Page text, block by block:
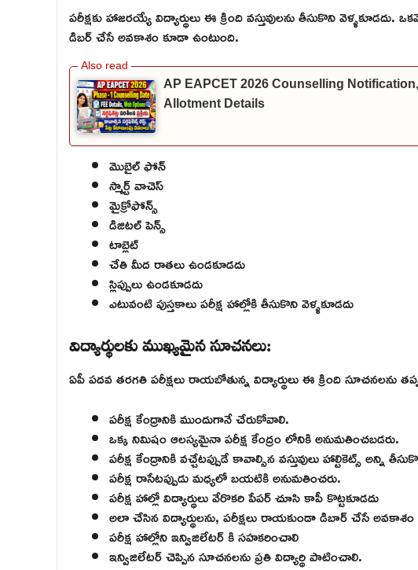
పరీక్షకు హాజరయ్యే విద్యార్థులు ఈ క్రింది వస్తువులను తీసుకొని
డిబర్ చేసే అవకాశం కూడా ఉంటుంది.
AP EAPCET 2026 Counselling
Allotment Details
మొబైల్ ఫోన్
స్మార్ట్ వాచెస్
మైక్రోఫోన్స్
డిజిటల్ పెన్స్
టాబ్లెట్
చేతి మీద రాతలు ఉండకూడదు
స్లిప్పులు ఉండకూడదు
ఎటువంటి పుస్తకాలు పరీక్ష హాల్లోకి తీసుకొని వెళ్ళకూడదు
విద్యార్థులకు ముఖ్యమైన సూచనలు:
ఏపీ పదవ తరగతి పరీక్షలు రాయబోతున్న విద్యార్థులు ఈ క్రింది సూచనలను
పరీక్ష కేంద్రానికి ముందుగానే చేరుకోవాలి.
ఒక్క నిమిషం ఆలస్యమైనా పరీక్ష కేంద్రం లోనికి అనుమతించబడరు.
పరీక్ష కేంద్రానికి వచ్చేటప్పుడే కావాల్సిన వస్తువులు హాల్టికెట్స్ అన్ని
పరీక్ష రాసేటప్పుడు మధ్యలో బయటికి అనుమతించరు.
పరీక్ష హాల్లో విద్యార్థులు వేరొకరి పేపర్ చూసి కాపీ కొట్టకూడదు
అలా చేసిన విద్యార్థులను, పరీక్షలు రాయకుండా డిబార్ చేసే అవకాశం
పరీక్ష హాల్లోని ఇన్విజిలేటర్ కి సహకరించాలి
ఇన్విజిలేటర్ చెప్పిన సూచనలను ప్రతి విద్యార్థి పాటించాలి.